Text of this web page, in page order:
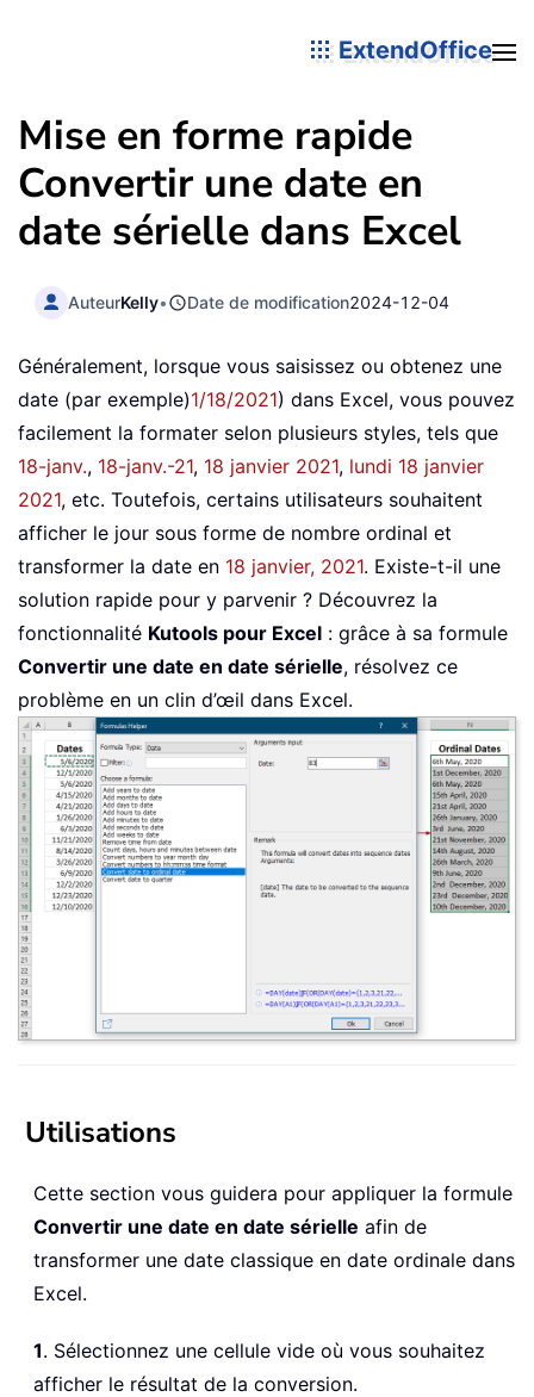
ExtendOffice
Mise en forme rapide
Convertir une date en
date sérielle dans Excel
AuteurKelly• Date de modification2024-12-04
Généralement, lorsque vous saisissez ou obtenez une
date (par exemple)1/18/2021) dans Excel, vous pouvez
facilement la formater selon plusieurs styles, tels que
18-janv., 18-janv.-21, 18 janvier 2021, lundi 18 janvier
2021, etc. Toutefois, certains utilisateurs souhaitent
afficher le jour sous forme de nombre ordinal et
transformer la date en 18 janvier, 2021. Existe-t-il une
solution rapide pour y parvenir ? Découvrez la
fonctionnalité Kutools pour Excel : grâce à sa formule
Convertir une date en date sérielle, résolvez ce
problème en un clin d’œil dans Excel.
Utilisations
Cette section vous guidera pour appliquer la formule
Convertir une date en date sérielle afin de
transformer une date classique en date ordinale dans
Excel.
1. Sélectionnez une cellule vide où vous souhaitez
afficher le résultat de la conversion.